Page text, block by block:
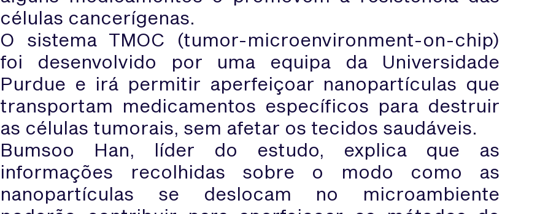
células cancerígenas.
O sistema TMOC (tumor-microenvironment-on-chip)
foi desenvolvido por uma equipa da Universidade
Purdue e irá permitir aperfeiçoar nanopartículas que
transportam medicamentos específicos para destruir
as células tumorais, sem afetar os tecidos saudáveis.
Bumsoo Han, líder do estudo, explica que as
informações recolhidas sobre o modo como as
nanopartículas se deslocam no microambiente